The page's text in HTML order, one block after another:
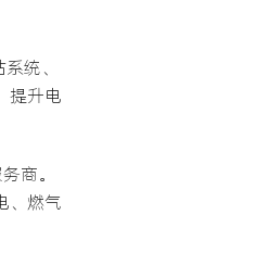
统、
提升电
商。
、燃气